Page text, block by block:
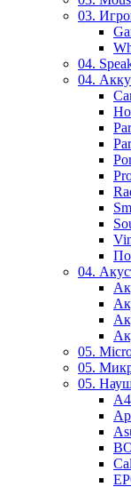
03.
04.
04.
04.
05.
05.
05.